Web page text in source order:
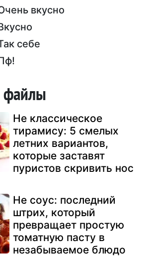
вкусно
себе
файлы
Не классическое
тирамису: 5 смелых
летних вариантов,
которые заставят
пуристов скривить нос
Не соус: последний
штрих, который
превращает простую
томатную пасту в
незабываемое блюдо